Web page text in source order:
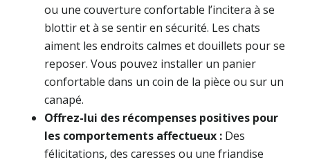
ou une couverture confortable l’incitera à se
blottir et à se sentir en sécurité. Les chats
aiment les endroits calmes et douillets pour se
reposer. Vous pouvez installer un panier
confortable dans un coin de la pièce ou sur un
canapé.
Offrez-lui des récompenses positives pour
les comportements affectueux : Des
félicitations, des caresses ou une friandise